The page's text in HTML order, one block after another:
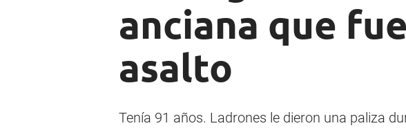
anciana que
asalto
Tenía 91 años. Ladrones le dieron una paliza